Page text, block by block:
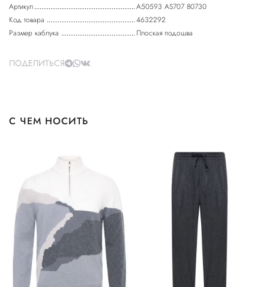
Артикул
A50593 AS707 80730
Код товара
4632292
Размер каблука
Плоская подошва
ПОДЕЛИТЬСЯ
С ЧЕМ НОСИТЬ